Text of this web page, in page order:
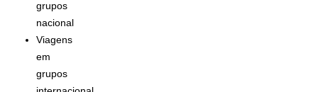
grupos
nacional
Viagens
em
grupos